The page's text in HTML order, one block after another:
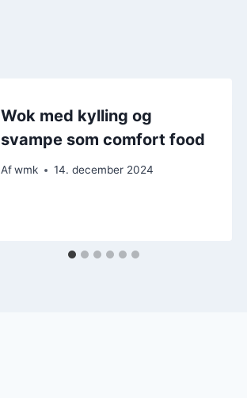
Wok med kylling og
svampe som comfort food
Af wmk 14. december 2024